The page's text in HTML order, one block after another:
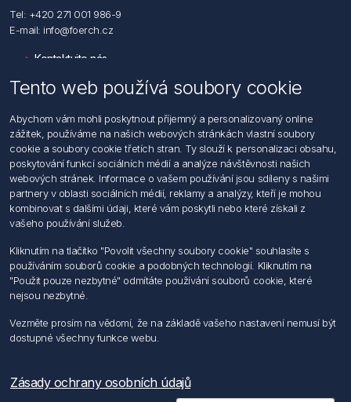
Tel: +420 271 001 986-9
E-mail: info@foerch.cz
Kontaktujte nás
Hledat
Dodržování předpisů
Zásady zpracování osobních údajů fyzických osob
Podmínky zasílání elektronických dokumentu
Všeobecné dodací a obchodní podmínky
Informace o nakládaní s elektroodpadem
Můj účet
Můj účet
Objednávky
Adresy
Tento web používá soubory cookie
Abychom vám mohli poskytnout příjemný a personalizovaný online
zážitek, používáme na našich webových stránkách vlastní soubory
cookie a soubory cookie třetích stran. Ty slouží k personalizaci obsahu,
poskytování funkcí sociálních médií a analýze návštěvnosti našich
webových stránek. Informace o vašem používání jsou sdíleny s našimi
partnery v oblasti sociálních médií, reklamy a analýzy, kteří je mohou
kombinovat s dalšími údaji, které vám poskytli nebo které získali z
vašeho používání služeb.
Kliknutím na tlačítko "Povolit všechny soubory cookie" souhlasíte s
používáním souborů cookie a podobných technologií. Kliknutím na
"Použit pouze nezbytné" odmítáte používání souborů cookie, které
nejsou nezbytné.
Vezměte prosím na vědomí, že na základě vašeho nastavení nemusí být
dostupné všechny funkce webu.
Zásady ochrany osobních údajů